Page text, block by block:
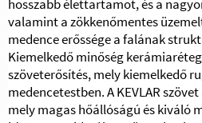
hosszabb élettartamot, és a
valamint a zökkenőmentes
medence erőssége a falának
Kiemelkedő minőség
szöveterősítés, mely kiemelkedő
medencetestben. A KEVLAR
mely magas hőállóságú és kiváló